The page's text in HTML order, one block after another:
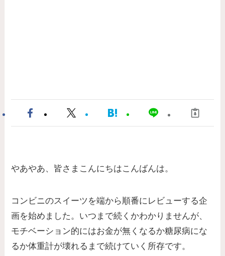
やあやあ、皆さまこんにちはこんばんは。
コンビニのスイーツを端から順番にレビューする企
画を始めました。いつまで続くかわかりませんが、
モチベーション的にはお金が無くなるか糖尿病にな
るか体重計が壊れるまで続けていく所存です。